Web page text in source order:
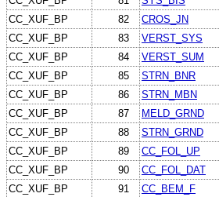
CC_XUF_BP
82 CROS_JN
CC_XUF_BP
83 VERST_SYS
CC_XUF_BP
84 VERST_SUM
CC_XUF_BP
85 STRN_BNR
CC_XUF_BP
86 STRN_MBN
CC_XUF_BP
87 MELD_GRND
CC_XUF_BP
88 STRN_GRND
CC_XUF_BP
89 CC_FOL_UP
CC_XUF_BP
90 CC_FOL_DAT
CC_XUF_BP
91 CC_BEM_F